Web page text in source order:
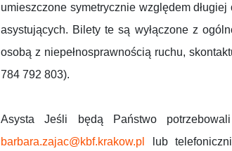
umieszczone symetrycznie względem
asystujących. Bilety te są wyłączone z
osobą z niepełnosprawnością ruchu,
784 792 803).
Asysta Jeśli będą Państwo
barbara.zajac@kbf.krakow.pl
lub